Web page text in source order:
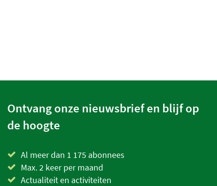
Ontvang onze nieuwsbrief en blijf op
de hoogte
Al meer dan 1 175 abonnees
Max. 2 keer per maand
Actualiteit en activiteiten